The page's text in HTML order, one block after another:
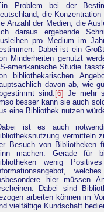
Problem bei der
die
Anzahl der Medien, die
daraus ergebende
pro Medium im
Dabei ist ein
Minderheiten genutzt
amerikanische Studie
bibliothekarischen
davon ab, wie
sind. [6] Je mehr
besser kann sie auch
eine Bibliothek nutzen
ist es auch
vermitteln
Besuch von Bibliotheken
machen. Gerade für
wenig
hier müssen
Dabei sind
arbeiten können im
vielfältige Kundschaft